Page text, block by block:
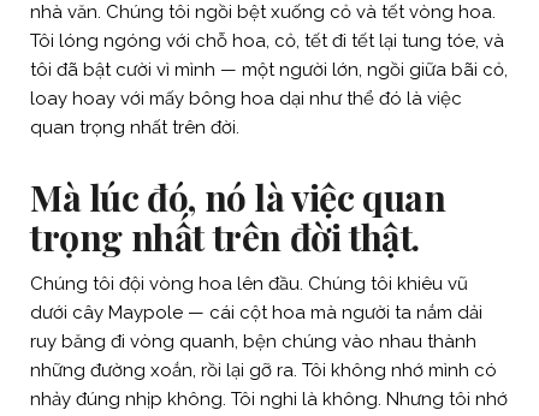
nhà văn. Chúng tôi ngồi bệt xuống cỏ và tết vòng hoa.
Tôi lóng ngóng với chỗ hoa, cỏ, tết đi tết lại tung tóe, và
tôi đã bật cười vì mình — một người lớn, ngồi giữa bãi cỏ,
loay hoay với mấy bông hoa dại như thể đó là việc
quan trọng nhất trên đời.
Mà lúc đó, nó là việc quan
trọng nhất trên đời thật.
Chúng tôi đội vòng hoa lên đầu. Chúng tôi khiêu vũ
dưới cây Maypole — cái cột hoa mà người ta nắm dải
ruy băng đi vòng quanh, bện chúng vào nhau thành
những đường xoắn, rồi lại gỡ ra. Tôi không nhớ mình có
nhảy đúng nhịp không. Tôi nghi là không. Nhưng tôi nhớ